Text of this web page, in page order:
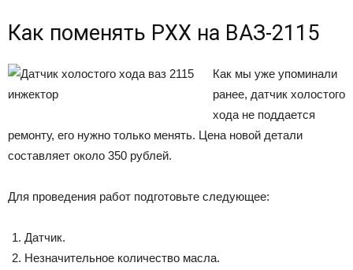
Как поменять РХХ на ВАЗ-2115
Как мы уже упоминали
ранее, датчик холостого
хода не поддается
ремонту, его нужно только менять. Цена новой детали
составляет около 350 рублей.
Для проведения работ подготовьте следующее:
Датчик.
Незначительное количество масла.